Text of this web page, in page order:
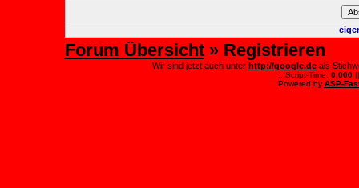
Forum Übersicht» Registrieren
Wir sind jetzt auch unter http://google.de als
.: Script-Time: 0,000||
Powered by ASP-